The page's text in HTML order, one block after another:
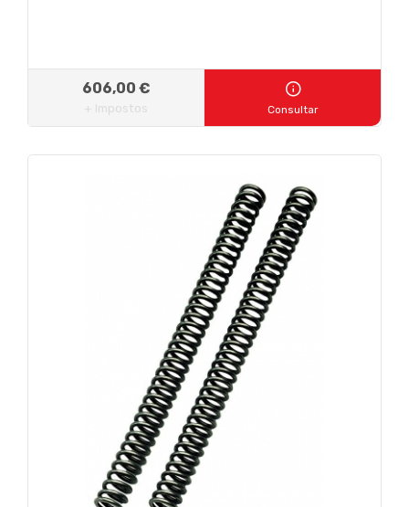
606,00 €
+ Impostos Consultar